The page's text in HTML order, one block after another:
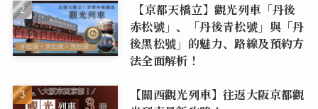
【京都天橋立】觀光列車「丹後
赤松號」、「丹後青松號」與「丹
後黑松號」的魅力、路線及預約方
法全面解析！
【關西觀光列車】往返大阪京都觀